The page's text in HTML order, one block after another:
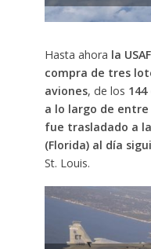
Hasta ahora la
compra de tres
aviones, de los
a lo largo de entre
fue trasladado a
(Florida) al día
St. Louis.